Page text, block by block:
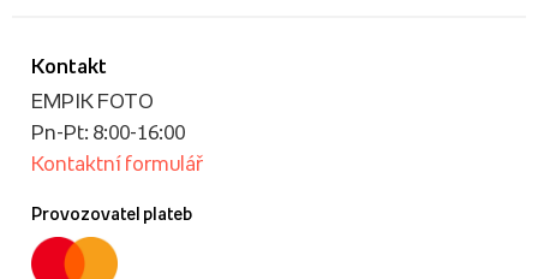
Kontakt
EMPIK FOTO
Pn-Pt: 8:00-16:00
Kontaktní formulář
Provozovatel plateb